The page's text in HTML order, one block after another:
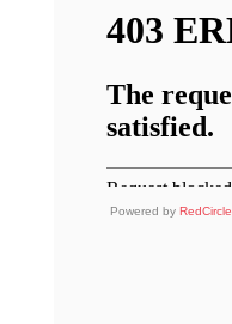
Powered by RedCircle